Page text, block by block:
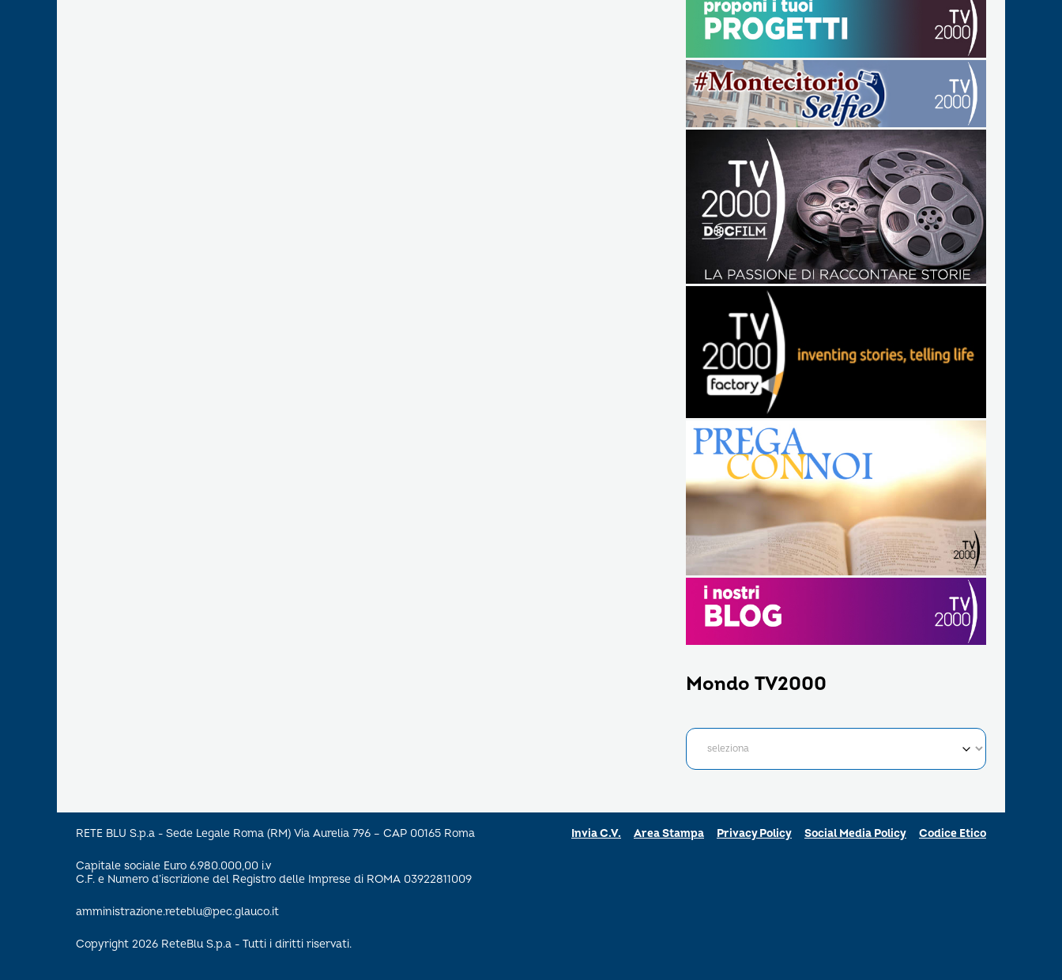
Mondo TV2000
RETE BLU S.p.a - Sede Legale Roma (RM) Via Aurelia 796 – CAP 00165 Roma
Capitale sociale Euro 6.980.000,00 i.v
C.F. e Numero d’iscrizione del Registro delle Imprese di ROMA 03922811009
amministrazione.reteblu@pec.glauco.it
Copyright 2026 ReteBlu S.p.a - Tutti i diritti riservati.
Invia C.V. Area Stampa Privacy Policy Social Media Policy Codice Etico